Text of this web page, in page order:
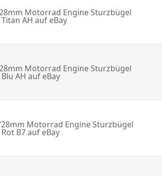
Motorrad Engine Sturzbügel
AH auf eBay
Motorrad Engine Sturzbügel
AH auf eBay
Motorrad Engine Sturzbügel
B7auf eBay